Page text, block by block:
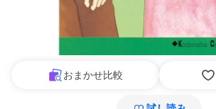
おまかせ比較